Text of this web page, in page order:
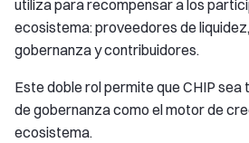
utiliza para recompensar a los
ecosistema: proveedores de
gobernanza y contribuidores.
Este doble rol permite que CHIP
de gobernanza como el motor de
ecosistema.